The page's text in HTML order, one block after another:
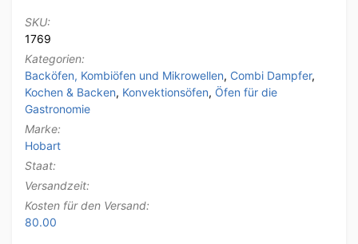
SKU:
1769
Kategorien:
Backöfen, Kombiöfen und Mikrowellen, Combi Dampfer,
Kochen & Backen, Konvektionsöfen, Öfen für die
Gastronomie
Marke:
Hobart
Staat:
Versandzeit:
Kosten für den Versand:
80.00